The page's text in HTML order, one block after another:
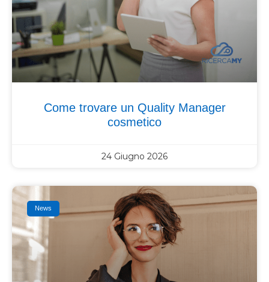
Come trovare un Quality Manager
cosmetico
24 Giugno 2026
News